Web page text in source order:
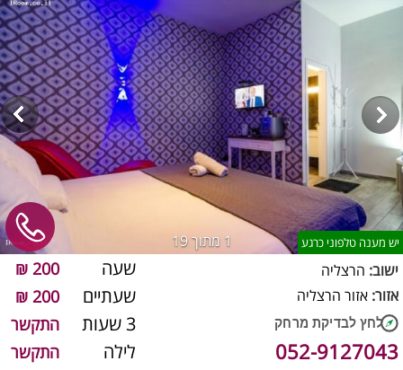
1 מתוך 19 יש מענה טלפוני כרגע
שעה 200 ₪
שעתיים 200 ₪
3 שעות התקשר
לילה התקשר
ישוב: הרצליה
אזור: אזור הרצליה
052-9127043